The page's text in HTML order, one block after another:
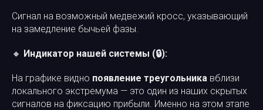
Сигнал на возможный медвежий кросс, указывающий
на замедление бычьей фазы.
🔸 Индикатор нашей системы (🔒):
На графике видно появление треугольника вблизи
локального экстремума — это один из наших скрытых
сигналов на фиксацию прибыли. Именно на этом этапе